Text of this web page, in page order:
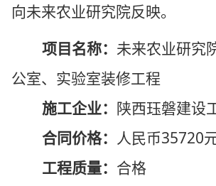
向未来农业研究院反映。
项目名称： 未来农业研究
公室、实验室装修工程
施工企业： 陕西珏磐建设
合同价格： 人民币35720
工程质量： 合格